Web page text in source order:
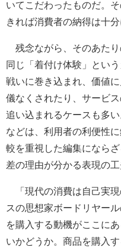
いてこだわったものだ。
きれば消費者の納得は十分
残念ながら、そのあたり
同じ「着付け体験」とい
戦いに巻き込まれ、価値
儀なくされたり、サービ
追い込まれるケースも多
などは、利用者の利便性
較を重視した編集になら
差の理由が分かる表現の工
「現代の消費は自己実
スの思想家ボードリヤー
を購入する動機がここに
いかどうか。商品を購入